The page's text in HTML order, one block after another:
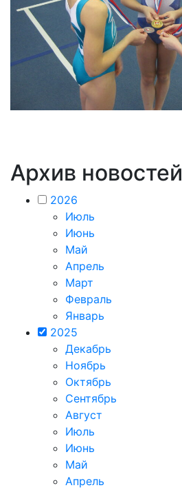
Архив новостей
2026
Июль
Июнь
Май
Апрель
Март
Февраль
Январь
2025
Декабрь
Ноябрь
Октябрь
Сентябрь
Август
Июль
Июнь
Май
Апрель